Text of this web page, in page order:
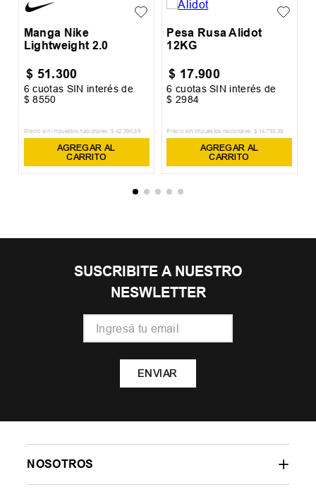
Manga Nike
Lightweight 2.0
$ 51.300
6 cuotas SIN interés de
$ 8550
Precio sin impuestos nacionales: $ 42 .396,69
AGREGAR AL
CARRITO
Pesa Rusa Alidot
12KG
$ 17.900
6 cuotas SIN interés de
$ 2984
Precio sin impuestos nacionales: $ 14.793,39
AGREGAR AL
CARRITO
SUSCRIBITE A NUESTRO
NESWLETTER
ENVIAR
NOSOTROS